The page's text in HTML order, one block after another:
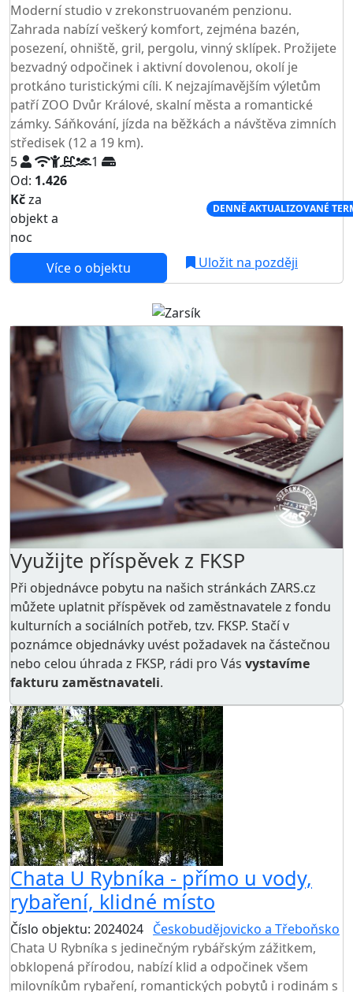
Moderní studio v zrekonstruovaném penzionu.
Zahrada nabízí veškerý komfort, zejména bazén,
posezení, ohniště, gril, pergolu, vinný sklípek. Prožijete
bezvadný odpočinek i aktivní dovolenou, okolí je
protkáno turistickými cíli. K nejzajímavějším výletům
patří ZOO Dvůr Králové, skalní města a romantické
zámky. Sáňkování, jízda na běžkách a návštěva zimních
středisek (12 a 19 km).
5
1
Od: 1.426
Kčza
objekt a
noc
DENNĚ AKTUALIZOVANÉ
Více o objektu Uložit na později
Využijte příspěvek z FKSP
Při objednávce pobytu na našich stránkách ZARS.cz
můžete uplatnit příspěvek od zaměstnavatele z fondu
kulturních a sociálních potřeb, tzv. FKSP. Stačí v
poznámce objednávky uvést požadavek na částečnou
nebo celou úhrada z FKSP, rádi pro Vás vystavíme
fakturu zaměstnavateli.
Chata U Rybníka - přímo u vody,
rybaření, klidné místo
Číslo objektu: 2024024 Českobudějovicko a Třeboňsko
Chata U Rybníka s jedinečným rybářským zážitkem,
obklopená přírodou, nabízí klid a odpočinek všem
milovníkům rybaření, romantických pobytů i rodinám s